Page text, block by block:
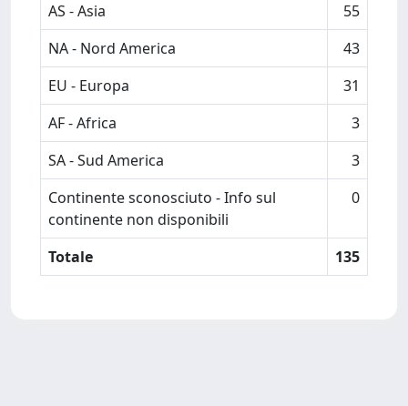
AS - Asia
55
NA - Nord America
43
EU - Europa
31
AF - Africa
3
SA - Sud America
3
Continente sconosciuto - Info sul
continente non disponibili
0
Totale 135